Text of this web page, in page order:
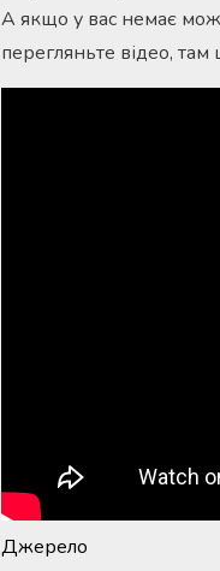
А якщо у вас немає
перегляньте відео,
Джерело